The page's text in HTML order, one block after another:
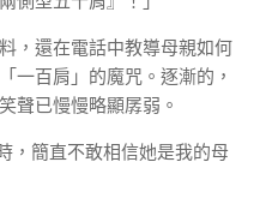
，還在電話中教導母親如何
一百肩」的魔咒。逐漸的，
聲已慢慢略顯孱弱。
，簡直不敢相信她是我的母